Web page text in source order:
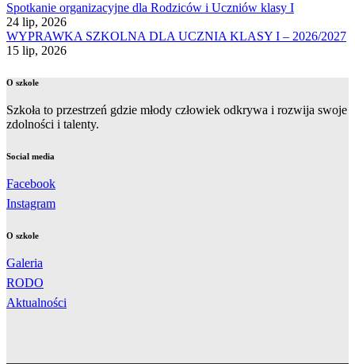
Spotkanie organizacyjne dla Rodziców i Uczniów klasy I
24 lip, 2026
WYPRAWKA SZKOLNA DLA UCZNIA KLASY I – 2026/2027
15 lip, 2026
O szkole
Szkoła to przestrzeń gdzie młody człowiek odkrywa i rozwija swoje
zdolności i talenty.
Social media
Facebook
Instagram
O szkole
Galeria
RODO
Aktualności